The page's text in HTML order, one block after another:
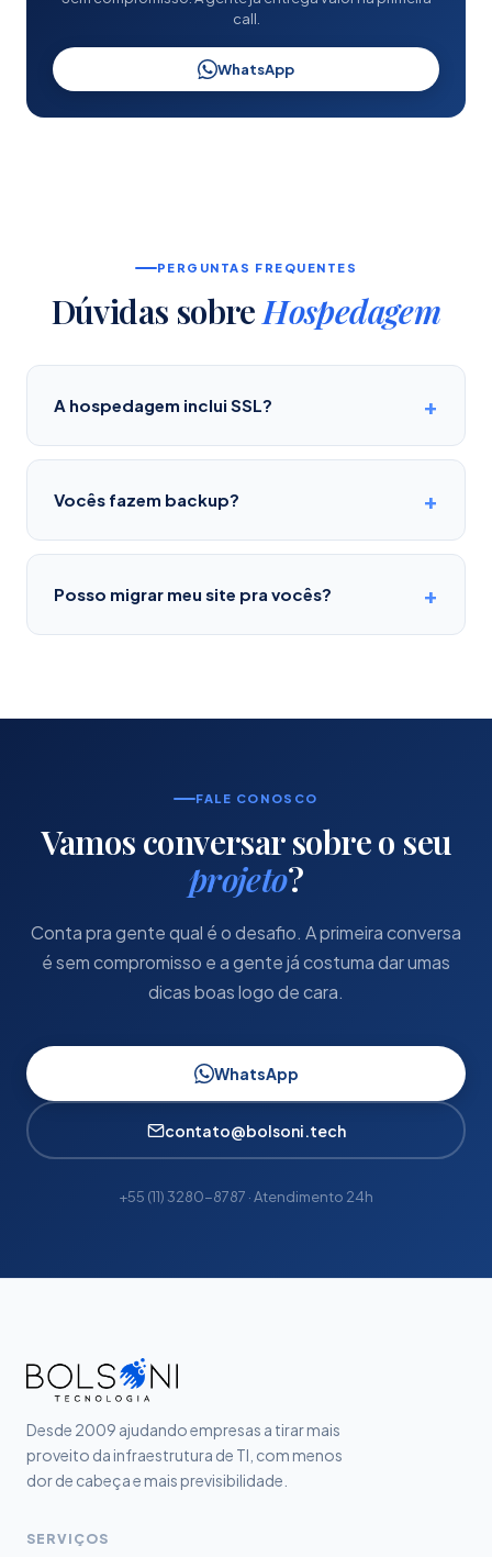
call.
WhatsApp
PERGUNTAS FREQUENTES
Dúvidas sobreHospedagem
A hospedagem inclui SSL?
Vocês fazem backup?
Posso migrar meu site pra vocês?
FALE CONOSCO
Vamos conversar sobre o seu
projeto?
Conta pra gente qual é o desafio. A primeira conversa
é sem compromisso e a gente já costuma dar umas
dicas boas logo de cara.
WhatsApp
contato@bolsoni.tech
+55 (11) 3280-8787 · Atendimento 24h
Desde 2009 ajudando empresas a tirar mais
proveito da infraestrutura de TI, com menos
dor de cabeça e mais previsibilidade.
SERVIÇOS